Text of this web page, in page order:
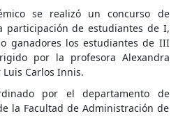
se realizó un concurso de
participación de estudiantes de I,
ganadores los estudiantes de III
por la profesora Alexandra
Carlos Innis.
por el departamento de
la Facultad de Administración de